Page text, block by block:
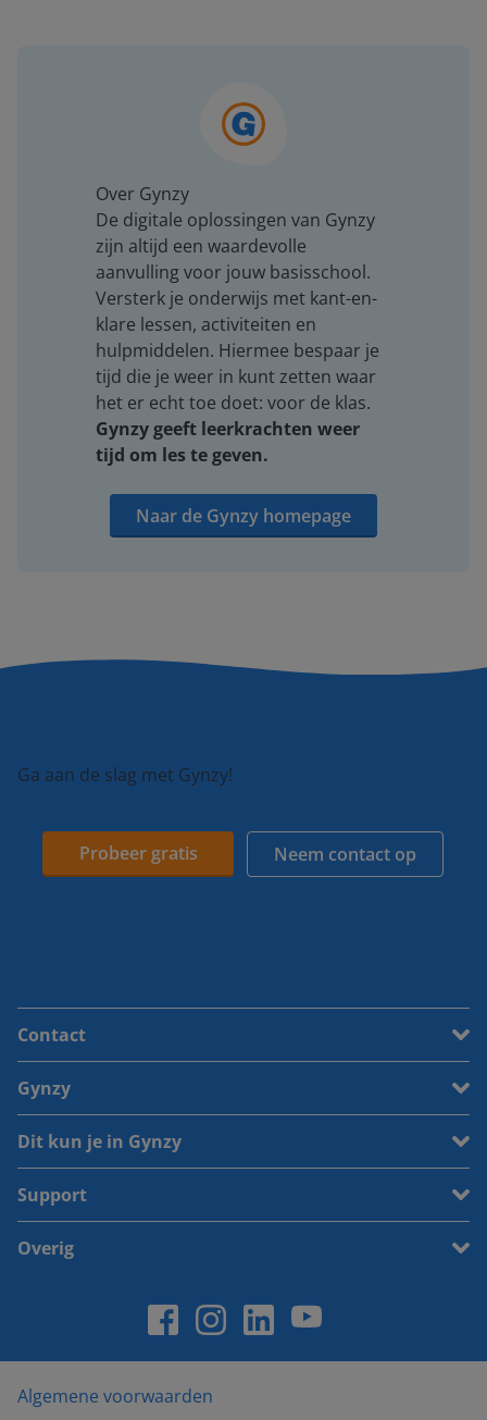
Over Gynzy
De digitale oplossingen van Gynzy
zijn altijd een waardevolle
aanvulling voor jouw basisschool.
Versterk je onderwijs met kant-en-
klare lessen, activiteiten en
hulpmiddelen. Hiermee bespaar je
tijd die je weer in kunt zetten waar
het er echt toe doet: voor de klas.
Gynzy geeft leerkrachten weer
tijd om les te geven.
Naar de Gynzy homepage
Ga aan de slag met Gynzy!
Probeer gratis Neem contact op
Contact
Gynzy
Dit kun je in Gynzy
Support
Overig
Algemene voorwaarden